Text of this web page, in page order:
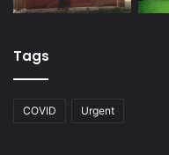
Tags
COVID Urgent